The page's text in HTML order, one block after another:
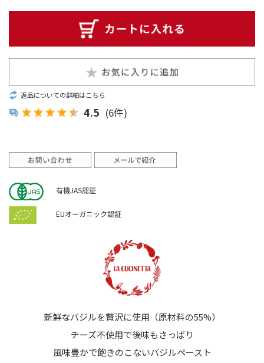
返品についての詳細はこちら
4.5 (6件)
有機JAS認証
EUオーガニック認証
新鮮なバジルを贅沢に使用（原材料の55%）
チーズ不使用で後味もさっぱり
風味豊かで飽きのこないバジルペースト